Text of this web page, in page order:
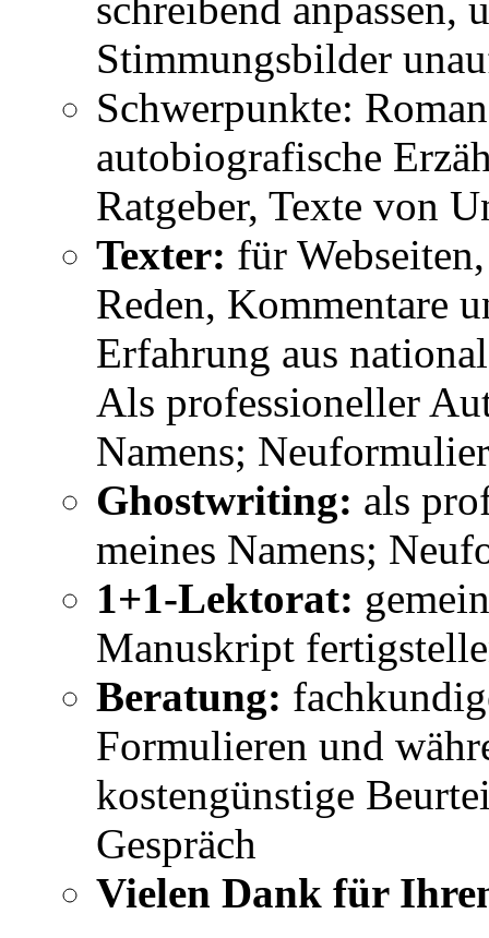
Stimmungsbilder
Schwerpunkte:
autobiografische
Ratgeber, Texte von
Texter: für
Reden, Kommentare
Erfahrung aus
Als professioneller
Namens;
Ghostwriting: als
meines Namens;
1+1-Lektorat:
Manuskript
Beratung:
Formulieren und
kostengünstige
Gespräch
Vielen Dank für